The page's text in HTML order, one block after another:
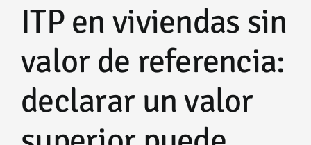
ITP en viviendas sin
valor de referencia:
declarar un valor